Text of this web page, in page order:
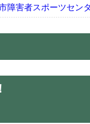
障害者スポーツセン